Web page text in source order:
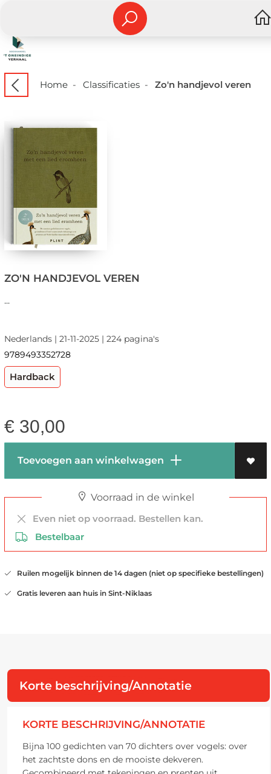
Home- Classificaties- Zo'n handjevol veren
ZO'N HANDJEVOL VEREN
...
Nederlands | 21-11-2025 | 224 pagina's
9789493352728
Hardback
€ 30,00
Toevoegen aan winkelwagen
Voorraad in de winkel
Even niet op voorraad. Bestellen kan.
Bestelbaar
Ruilen mogelijk binnen de 14 dagen (niet op specifieke bestellingen)
Gratis leveren aan huis in Sint-Niklaas
Korte beschrijving/Annotatie
KORTE BESCHRIJVING/ANNOTATIE
Bijna 100 gedichten van 70 dichters over vogels: over
het zachtste dons en de mooiste dekveren.